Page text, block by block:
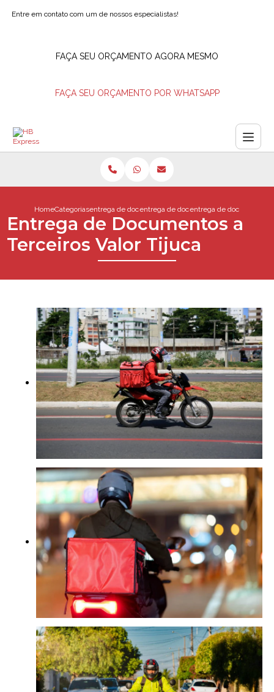
Entre em contato com um de nossos especialistas!
FAÇA SEU ORÇAMENTO AGORA MESMO
FAÇA SEU ORÇAMENTO POR WHATSAPP
HomeCategoriasentrega de documentosentrega de documentos motoboy
entrega de documentos
Entrega de Documentos a
Terceiros Valor Tijuca